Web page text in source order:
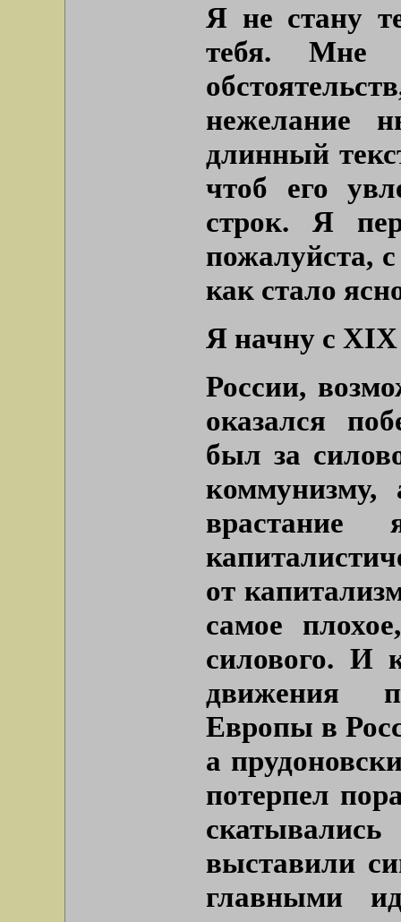
Я не стану
тебя. Мне
нежелание
длинный
чтоб его
строк. Я
пожалуйста,
как стало
Я начну с XIX
России,
оказался
был за
врастание
от
самое
силового. И
движения
Европы в
а
потерпел
выставили
главными